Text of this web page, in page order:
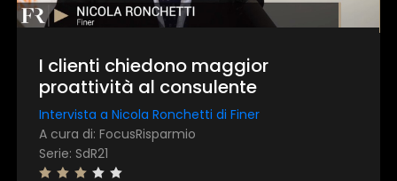
I clienti chiedono maggior
proattività al consulente
Intervista a Nicola Ronchetti di Finer
A cura di: FocusRisparmio
Serie: SdR21